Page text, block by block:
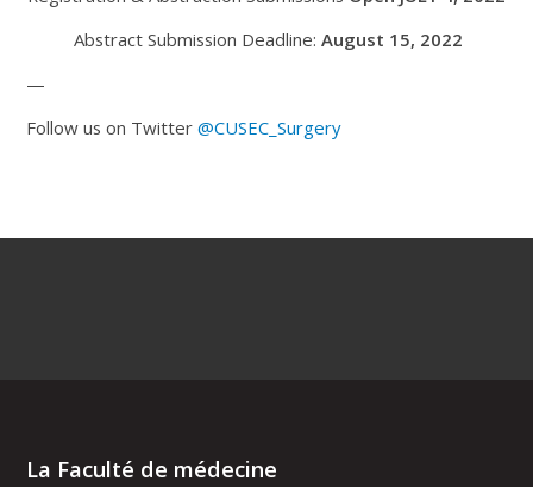
Abstract Submission Deadline:August 15, 2022
—
Follow us on Twitter@CUSEC_Surgery
La Faculté de médecine